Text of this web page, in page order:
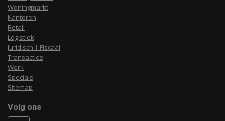
Woningmarkt
Kantoren
Retail
Logistiek
Juridisch | Fiscaal
Transacties
Werk
Specials
Sitemap
Volg ons